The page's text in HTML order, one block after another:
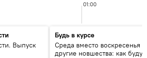
01:00
Выпуск
Будь в курсе
Среда вместо воскресенья и
другие новшества: как будут